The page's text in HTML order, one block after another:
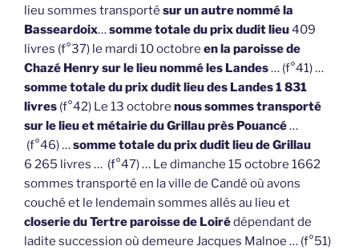
lieu sommes transporté sur un autre nommé la
Basseardoix…somme totale du prix dudit lieu409
livres (f°37) le mardi 10 octobre en la paroisse de
Chazé Henry sur le lieu nommé les Landes… (f°41) …
somme totale du prix dudit lieu des Landes 1 831
livres (f°42) Le 13 octobre nous sommes transporté
sur le lieu et métairie du Grillau près Pouancé…
(f°46) …somme totale du prix dudit lieu de Grillau
6 265 livres … (f°47) … Le dimanche 15 octobre 1662
sommes transporté en la ville de Candé où avons
couché et le lendemain sommes allés au lieu et
closerie du Tertre paroisse de Loirédépendant de
ladite succession où demeure Jacques Malnoe … (f°51)